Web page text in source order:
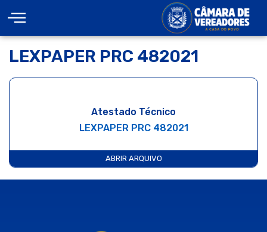
LEXPAPER PRC 482021
Atestado Técnico
LEXPAPER PRC 482021
ABRIR ARQUIVO